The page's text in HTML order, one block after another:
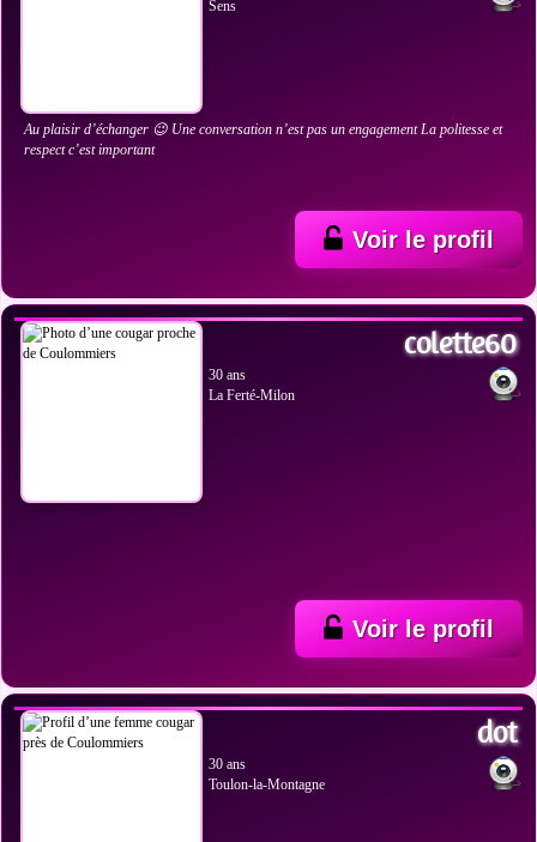
Sens
Au plaisir d’échanger 😉 Une conversation n’est pas un engagement La politesse et
respect c’est important
Voir le profil
colette60
30 ans
La Ferté-Milon
Voir le profil
dot
30 ans
Toulon-la-Montagne